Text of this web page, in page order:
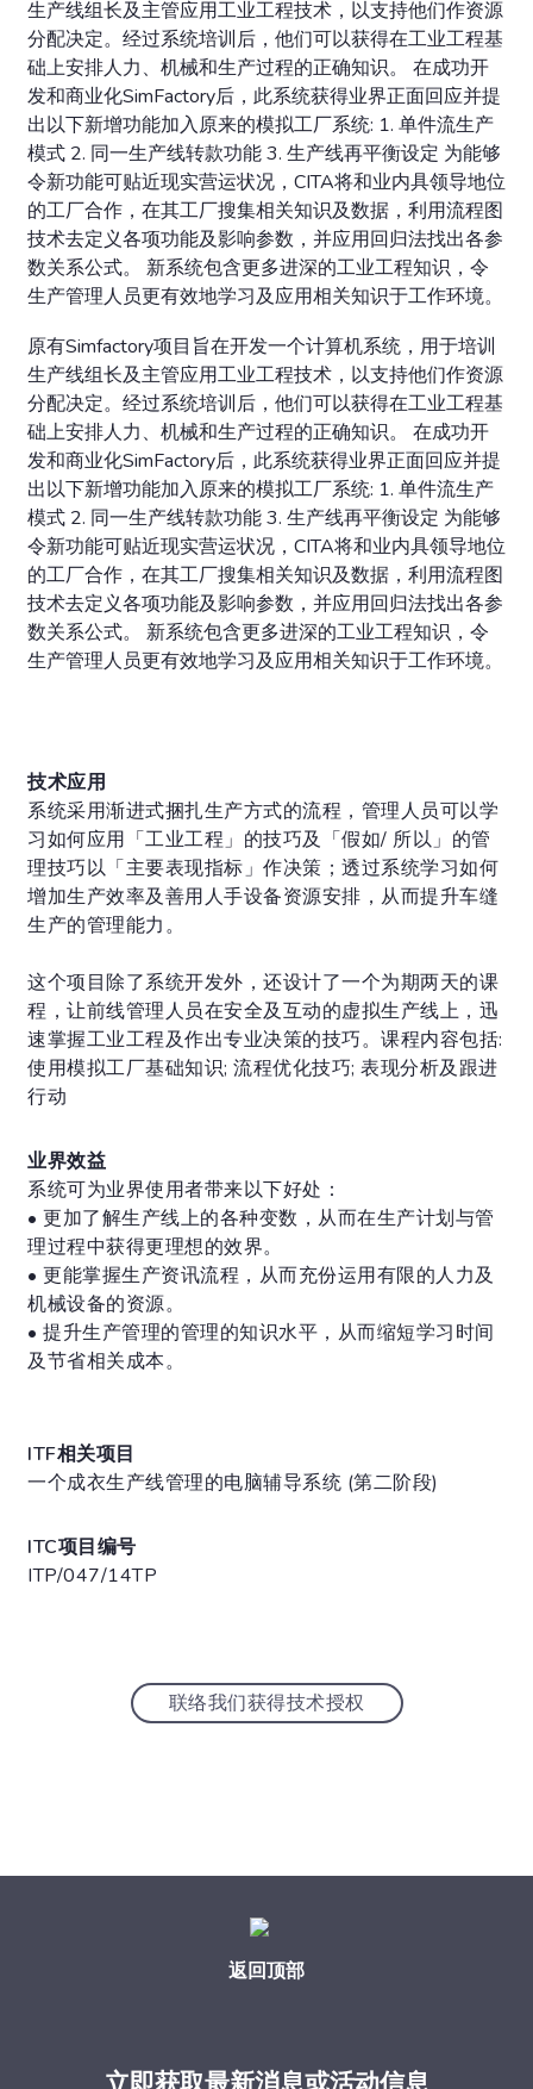
生产线组长及主管应用工业工程技术，以支持他们作资源
分配决定。经过系统培训后，他们可以获得在工业工程基
础上安排人力、机械和生产过程的正确知识。 在成功开
发和商业化SimFactory后，此系统获得业界正面回应并提
出以下新增功能加入原来的模拟工厂系统: 1. 单件流生产
模式 2. 同一生产线转款功能 3. 生产线再平衡设定 为能够
令新功能可贴近现实营运状况，CITA将和业内具领导地位
的工厂合作，在其工厂搜集相关知识及数据，利用流程图
技术去定义各项功能及影响参数，并应用回归法找出各参
数关系公式。 新系统包含更多进深的工业工程知识，令
生产管理人员更有效地学习及应用相关知识于工作环境。
原有Simfactory项目旨在开发一个计算机系统，用于培训
生产线组长及主管应用工业工程技术，以支持他们作资源
分配决定。经过系统培训后，他们可以获得在工业工程基
础上安排人力、机械和生产过程的正确知识。 在成功开
发和商业化SimFactory后，此系统获得业界正面回应并提
出以下新增功能加入原来的模拟工厂系统: 1. 单件流生产
模式 2. 同一生产线转款功能 3. 生产线再平衡设定 为能够
令新功能可贴近现实营运状况，CITA将和业内具领导地位
的工厂合作，在其工厂搜集相关知识及数据，利用流程图
技术去定义各项功能及影响参数，并应用回归法找出各参
数关系公式。 新系统包含更多进深的工业工程知识，令
生产管理人员更有效地学习及应用相关知识于工作环境。
技术应用
系统采用渐进式捆扎生产方式的流程，管理人员可以学
习如何应用「工业工程」的技巧及「假如/ 所以」的管
理技巧以「主要表现指标」作决策；透过系统学习如何
增加生产效率及善用人手设备资源安排，从而提升车缝
生产的管理能力。
这个项目除了系统开发外，还设计了一个为期两天的课
程，让前线管理人员在安全及互动的虚拟生产线上，迅
速掌握工业工程及作出专业决策的技巧。课程内容包括:
使用模拟工厂基础知识; 流程优化技巧; 表现分析及跟进
行动
业界效益
系统可为业界使用者带来以下好处：
• 更加了解生产线上的各种变数，从而在生产计划与管
理过程中获得更理想的效界。
• 更能掌握生产资讯流程，从而充份运用有限的人力及
机械设备的资源。
• 提升生产管理的管理的知识水平，从而缩短学习时间
及节省相关成本。
ITF相关项目
一个成衣生产线管理的电脑辅导系统 (第二阶段)
ITC项目编号
ITP/047/14TP
联络我们获得技术授权
返回顶部